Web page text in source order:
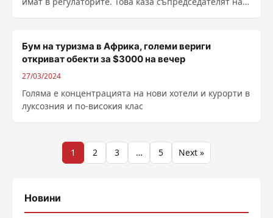
Бум на туризма в Африка, големи вериги
откриват обекти за $3000 на вечер
27/03/2024
Голяма е концентрацията на нови хотели и курорти в
луксозния и по-високия клас
Разделяне
публикациите
1 2 3 … 5 Next »
Новини